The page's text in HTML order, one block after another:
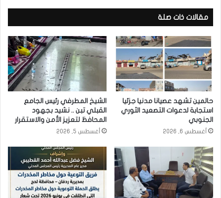
مقالات ذات صلة
حالمين تشهد عصيانا مدنيا جزئيا
استجابة لدعوات التصعيد الثوري
الجنوبي
أغسطس 6, 2026
الشيخ المطرفي رئيس الجامع
القبلي تبن .. نشيد بجهود
المحافظ لتعزيز الأمن والاستقرار
أغسطس 5, 2026